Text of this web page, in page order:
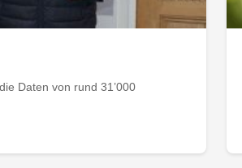
Daten von rund 31’000